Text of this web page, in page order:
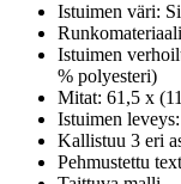
Istuimen väri:
Istuimen
% polyesteri)
Mitat: 61,5 x
Istuimen
Kallistuu 3 eri
Pehmustettu